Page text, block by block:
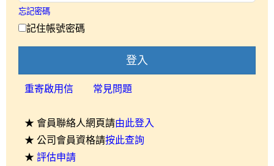
忘記密碼
記住帳號密碼
登入
重寄啟用信 常見問題
★ 會員聯絡人網頁請由此登入
★ 公司會員資格請按此查詢
★ 評估申請